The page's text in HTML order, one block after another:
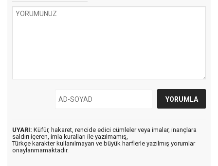
UYARI: Küfür, hakaret, rencide edici cümleler veya imalar, inançlara
saldırı içeren, imla kuralları ile yazılmamış,
Türkçe karakter kullanılmayan ve büyük harflerle yazılmış yorumlar
onaylanmamaktadır.